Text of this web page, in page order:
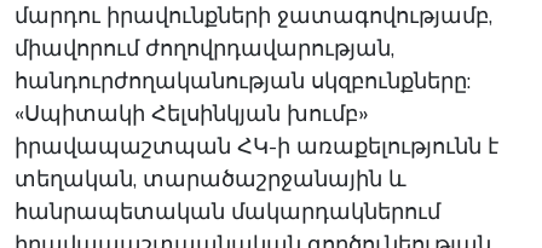
մարդու իրավունքների ջատագովությամբ,
միավորում ժողովրդավարության,
հանդուրժողականության սկզբունքները:
«Սպիտակի Հելսինկյան խումբ»
իրավապաշտպան ՀԿ-ի առաքելությունն է
տեղական, տարածաշրջանային և
հանրապետական մակարդակներում